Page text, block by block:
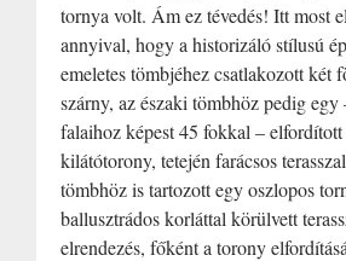
tornya volt. Ám ez tévedés! Itt most
annyival, hogy a historizáló stílusú
emeletes tömbjéhez csatlakozott két
szárny, az északi tömbhöz pedig egy
falaihoz képest 45 fokkal – elfordított
kilátótorony, tetején farácsos
tömbhöz is tartozott egy oszlopos
ballusztrádos korláttal körülvett
elrendezés, főként a torony